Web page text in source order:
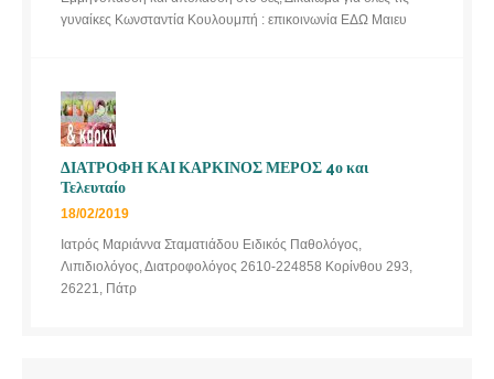
γυναίκες Κωνσταντία Κουλουμπή : επικοινωνία ΕΔΩ Μαιευ
ΔΙΑΤΡΟΦΗ ΚΑΙ ΚΑΡΚΙΝΟΣ ΜΕΡΟΣ 4ο και
Τελευταίο
18/02/2019
Ιατρός Μαριάννα Σταματιάδου Ειδικός Παθολόγος,
Λιπιδιολόγος, Διατροφολόγος 2610-224858 Κορίνθου 293,
26221, Πάτρ